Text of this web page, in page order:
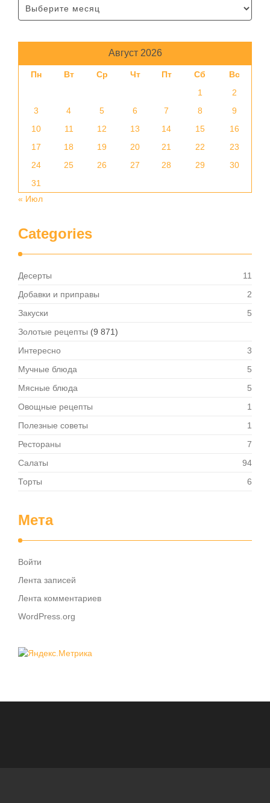
Август 2026
Пн Вт Ср Чт Пт Сб
Вс
1
2
3
4 5 6 7 8
9
10
11 12 13 14 15
16
17
18 19 20 21 22
23
24
25 26 27 28 29
30
31
« Июл
Categories
Десерты
11
Добавки и приправы
2
Закуски
5
Золотые рецепты (9 871)
Интересно
3
Мучные блюда
5
Мясные блюда
5
Овощные рецепты
1
Полезные советы
1
Рестораны
7
Салаты
94
Торты
6
Мета
Войти
Лента записей
Лента комментариев
WordPress.org